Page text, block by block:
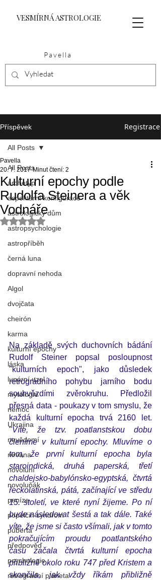
VESMÍRNÁ ASTROLOGIE
Pavella
Příspěvek Registrace
All Posts
archetyp
aspektární konfigurace
astrologický dům
astropsychologie
astropříběh
černá luna
dopravní nehoda
Algol
dvojčata
cheirón
karma
kulturní epochy
láska
lunární uzel
mytologie
nemoc
Ukrajina
nevědomí
nirvána
novoluní
novoluňák
peníze
popelčin syndrom
puberta
předpověď
psychologie
retrográdní planeta
All Posts
Kulturní epochy podle
Rudolfa Steinera a věk
Vodnáře
Pavella
20. 7. 2017 Minut čtení: 2
Hodnoceno NaN z 5 hvězdiček.
Na základě svých duchovních bádání
Rudolf Steiner popsal posloupnost
"kulturních epoch", jako důsledek
retrográdního pohybu jarního bodu
souhvězdími zvěrokruhu. Předložil
přesná data - poukazy v tom smyslu, že
každá kulturní epocha trvá 2160 let.
"Víte, že tzv. poatlanstskou dobu
členíme v kulturní epochy. Mluvíme o
tom, že první kulturní epocha byla
staroindická, druhá paperská, třetí
chaldejsko-babylónsko-egyptská, čtvrtá
řeckolatinská, pátá, začínající ve středu
15. století, ve které nyní žijeme. Po ní
bude následovat šestá a tak dále. Také
víte, že jsme si často všímali, jak v tomto
pokračujícím proudu poatlantského
času začala čtvrtá kulturní epocha
přibližně okolo roku 747 před Kristem a
skončila, jak vždy říkám přibližně